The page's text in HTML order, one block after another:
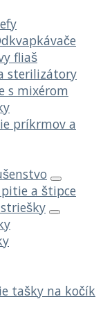
fliaš
sterilizátory
s mixérom
príkrmov a
a štipce
tašky na kočík